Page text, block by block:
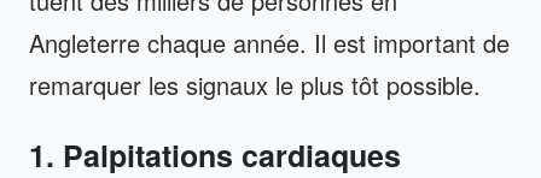
Angleterre chaque année. Il est important de
remarquer les signaux le plus tôt possible.
1. Palpitations cardiaques